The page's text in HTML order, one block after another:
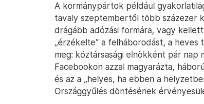
A kormánypártok például
tavaly szeptembertől több százezer
drágább adózási formára, vagy
„érzékelte” a felháborodást, a
meg: köztársasági elnökként pár nap
Facebookon azzal magyarázta,
és az a „helyes, ha ebben a
Országgyűlés döntésének